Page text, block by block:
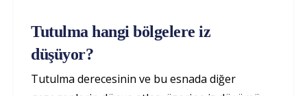
Tutulma hangi bölgelere iz
düşüyor?
Tutulma derecesinin ve bu esnada diğer